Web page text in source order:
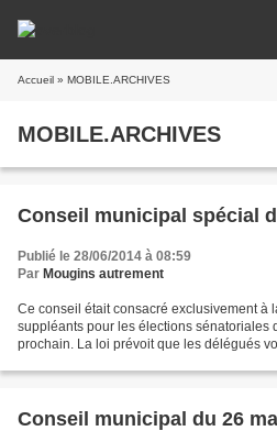
Accueil » MOBILE.ARCHIVES
MOBILE.ARCHIVES
Conseil municipal spécial
Publié le 28/06/2014 à 08:59
Par Mougins autrement
Ce conseil était consacré exclusivement à
suppléants pour les élections sénatoriales
prochain. La loi prévoit que les délégués
Conseil municipal du 26